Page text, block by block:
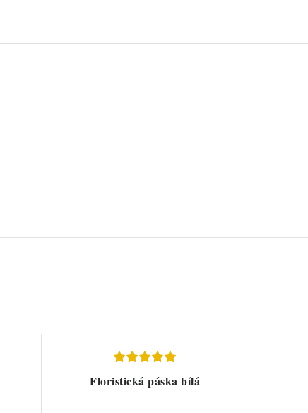
Floristická páska bílá